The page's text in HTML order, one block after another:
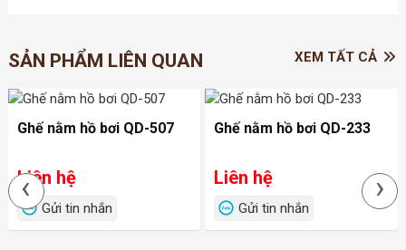
SẢN PHẨM LIÊN QUAN XEM TẤT CẢ
Ghế nằm hồ bơi QD-507
Liên hệ
Gửi tin nhắn
Ghế nằm hồ bơi QD-233
Liên hệ
Gửi tin nhắn
‹ ›